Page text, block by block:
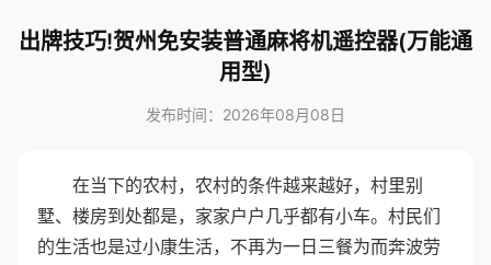
出牌技巧!贺州免安装普通麻将机遥控器(万能通
用型)
发布时间：2026年08月08日
在当下的农村，农村的条件越来越好，村里别
墅、楼房到处都是，家家户户几乎都有小车。村民们
的生活也是过小康生活，不再为一日三餐为而奔波劳